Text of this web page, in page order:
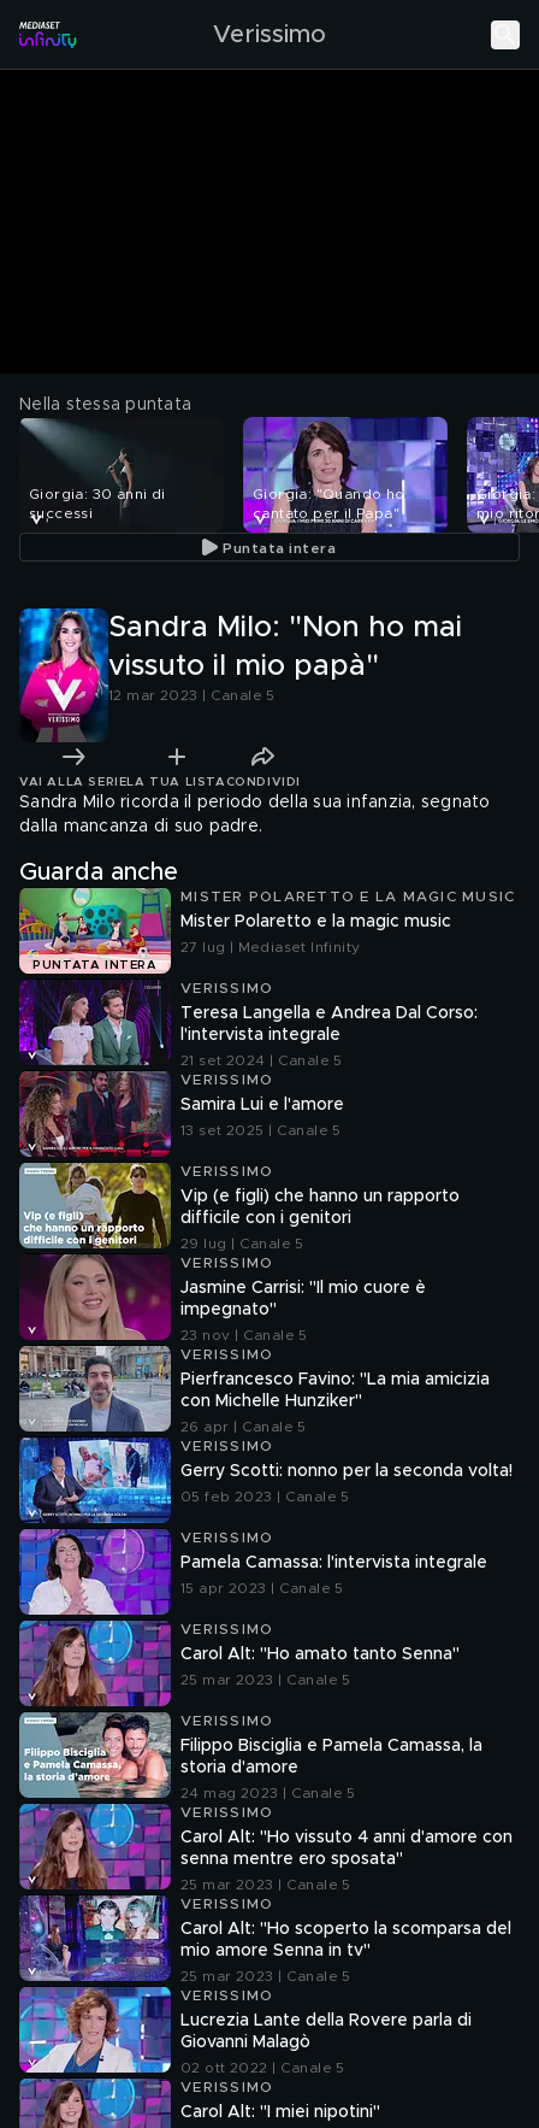
Verissimo
Nella stessa puntata
Giorgia: 30 anni di
successi
Giorgia: "Quando ho
cantato per il Papa"
mio
Puntata intera
Sandra Milo: "Non ho mai
vissuto il mio papà"
12 mar 2023 | Canale 5
VAI ALLA SERIE LA TUA LISTA CONDIVIDI
Sandra Milo ricorda il periodo della sua infanzia, segnato
dalla mancanza di suo padre.
Guarda anche
PUNTATA INTERA
MISTER POLARETTO E LA MAGIC MUSIC
Mister Polaretto e la magic music
27 lug | Mediaset Infinity
VERISSIMO
Teresa Langella e Andrea Dal Corso:
l'intervista integrale
21 set 2024 | Canale 5
VERISSIMO
Samira Lui e l'amore
13 set 2025 | Canale 5
VERISSIMO
Vip (e figli) che hanno un rapporto
difficile con i genitori
29 lug | Canale 5
VERISSIMO
Jasmine Carrisi: "Il mio cuore è
impegnato"
23 nov | Canale 5
VERISSIMO
Pierfrancesco Favino: "La mia amicizia
con Michelle Hunziker"
26 apr | Canale 5
VERISSIMO
Gerry Scotti: nonno per la seconda volta!
05 feb 2023 | Canale 5
VERISSIMO
Pamela Camassa: l'intervista integrale
15 apr 2023 | Canale 5
VERISSIMO
Carol Alt: "Ho amato tanto Senna"
25 mar 2023 | Canale 5
VERISSIMO
Filippo Bisciglia e Pamela Camassa, la
storia d'amore
24 mag 2023 | Canale 5
VERISSIMO
Carol Alt: "Ho vissuto 4 anni d'amore con
senna mentre ero sposata"
25 mar 2023 | Canale 5
VERISSIMO
Carol Alt: "Ho scoperto la scomparsa del
mio amore Senna in tv"
25 mar 2023 | Canale 5
VERISSIMO
Lucrezia Lante della Rovere parla di
Giovanni Malagò
02 ott 2022 | Canale 5
VERISSIMO
Carol Alt: "I miei nipotini"